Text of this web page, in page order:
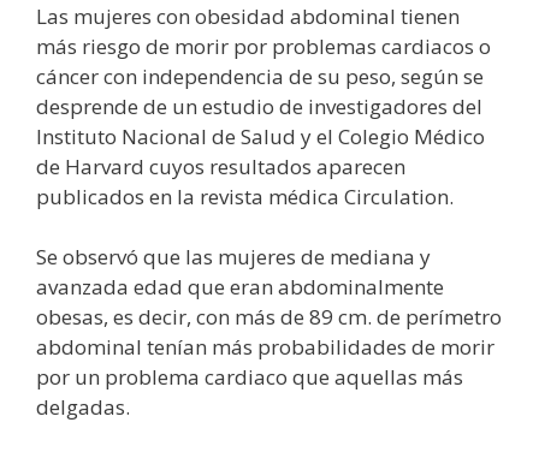
Las mujeres con obesidad abdominal tienen
más riesgo de morir por problemas cardiacos o
cáncer con independencia de su peso, según se
desprende de un estudio de investigadores del
Instituto Nacional de Salud y el Colegio Médico
de Harvard cuyos resultados aparecen
publicados en la revista médica Circulation.
Se observó que las mujeres de mediana y
avanzada edad que eran abdominalmente
obesas, es decir, con más de 89 cm. de perímetro
abdominal tenían más probabilidades de morir
por un problema cardiaco que aquellas más
delgadas.